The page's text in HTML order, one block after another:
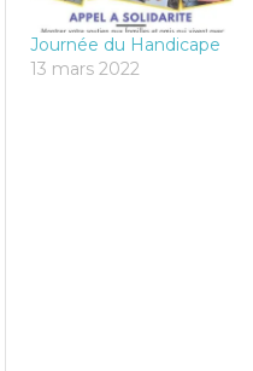
Journée du Handicape
13 mars 2022